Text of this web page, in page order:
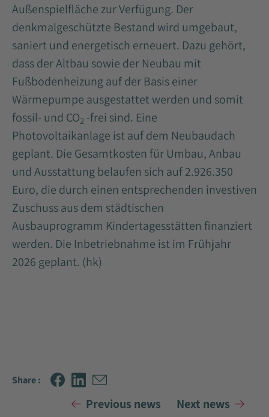
Außenspielfläche zur Verfügung. Der
denkmalgeschützte Bestand wird umgebaut,
saniert und energetisch erneuert. Dazu gehört,
dass der Altbau sowie der Neubau mit
Fußbodenheizung auf der Basis einer
Wärmepumpe ausgestattet werden und somit
fossil- und CO2 -frei sind. Eine
Photovoltaikanlage ist auf dem Neubaudach
geplant. Die Gesamtkosten für Umbau, Anbau
und Ausstattung belaufen sich auf 2.926.350
Euro, die durch einen entsprechenden investiven
Zuschuss aus dem städtischen
Ausbauprogramm Kindertagesstätten finanziert
werden. Die Inbetriebnahme ist im Frühjahr
2026 geplant. (hk)
Share :
Previous news Next news